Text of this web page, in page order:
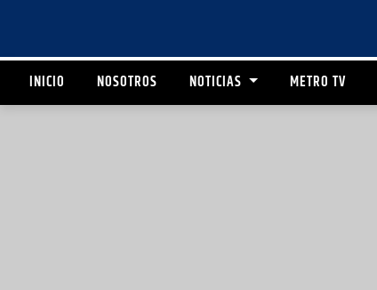
INICIO NOSOTROS NOTICIAS METRO TV